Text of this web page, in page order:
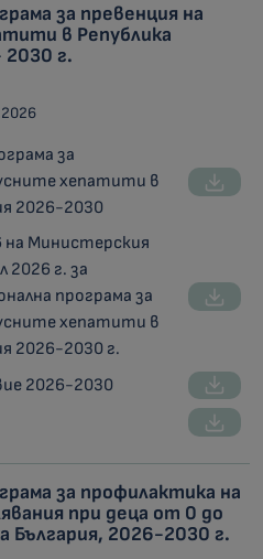
за превенция на
в Република
2030 г.
за
хепатити в
2026-2030
Министерския
2026 г. за
програма за
хепатити в
2026-2030 г.
2026-2030
за профилактика на
при деца от 0 до
България, 2026-2030 г.